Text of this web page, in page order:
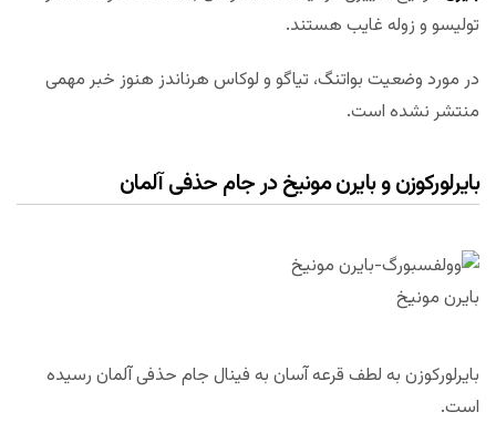
تولیسو و زوله غایب هستند.
در مورد وضعیت بواتنگ، تیاگو و لوکاس هرناندز هنوز خبر مهمی
منتشر نشده است.
بایرلورکوزن و بایرن مونیخ در جام حذفی آلمان
بایرن مونیخ
بایرلورکوزن به لطف قرعه آسان به فینال جام حذفی آلمان رسیده
است.